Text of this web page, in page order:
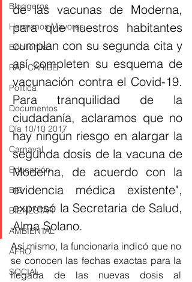
Bloggeros
Hermanos Mayores
Economía
RAP CARIBE
Política
Documentos
Día 10/10 2017
Carnaval
Educación
BID
BIENESTAR
AMBIENTAL
AFRO
SOCIAL
de las vacunas de Moderna,
para que nuestros habitantes
cumplan con su segunda cita y
así completen su esquema de
vacunación contra el Covid-19.
Para tranquilidad de la
ciudadanía, aclaramos que no
hay ningún riesgo en alargar la
segunda dosis de la vacuna de
Moderna, de acuerdo con la
evidencia médica existente",
expresó la Secretaria de Salud,
Alma Solano.
Así mismo, la funcionaria indicó que no
se conocen las fechas exactas para la
llegada de las nuevas dosis al